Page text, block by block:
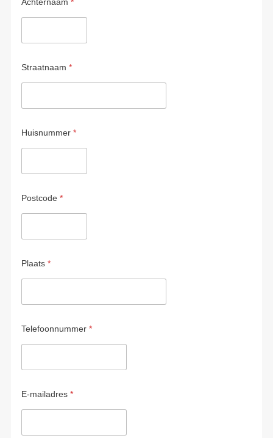
Achternaam *
Straatnaam *
Huisnummer *
Postcode *
Plaats *
Telefoonnummer *
E-mailadres *